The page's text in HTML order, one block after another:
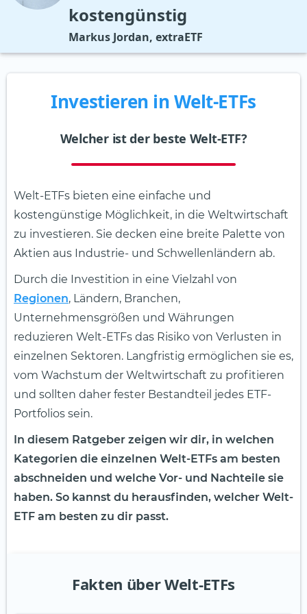
kostengünstig
Markus Jordan, extraETF
Investieren in Welt-ETFs
Welcher ist der beste Welt-ETF?
Welt-ETFs bieten eine einfache und
kostengünstige Möglichkeit, in die Weltwirtschaft
zu investieren. Sie decken eine breite Palette von
Aktien aus Industrie- und Schwellenländern ab.
Durch die Investition in eine Vielzahl von
Regionen, Ländern, Branchen,
Unternehmensgrößen und Währungen
reduzieren Welt-ETFs das Risiko von Verlusten in
einzelnen Sektoren. Langfristig ermöglichen sie es,
vom Wachstum der Weltwirtschaft zu profitieren
und sollten daher fester Bestandteil jedes ETF-
Portfolios sein.
In diesem Ratgeber zeigen wir dir, in welchen
Kategorien die einzelnen Welt-ETFs am besten
abschneiden und welche Vor- und Nachteile sie
haben. So kannst du herausfinden, welcher Welt-
ETF am besten zu dir passt.
Fakten über Welt-ETFs